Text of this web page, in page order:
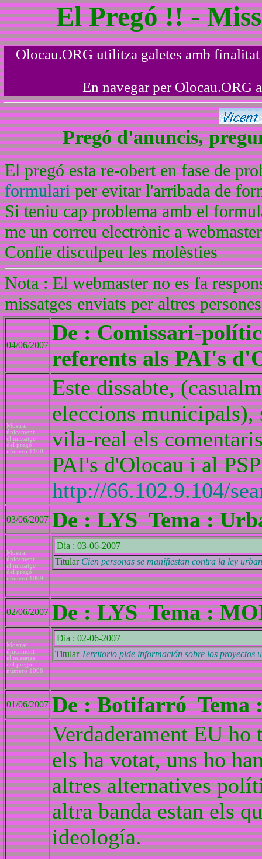
El Pregó !! -
Olocau.ORG utilitza galetes amb
En navegar per Olocau.ORG
Pregó d'anuncis,
El pregó esta re-obert en fase de
formulariper evitar l'arribada de
Si teniu cap problema amb el
me un correu electrònic a
Confie disculpeu les molèsties
Nota : El webmaster no es fa
missatges enviats per altres
04/06/2007
De : Comissari-
referents als PAI's
Mostrar
únicament
el missatge
del pregó
número 1100
Este dissabte,
eleccions municipals),
vila-real els
PAI's d'Olocau i al
http://66.102.9.104/
03/06/2007 De : LYS Tema :
Mostrar
únicament
el missatge
del pregó
número 1099
Dia : 03-06-2007
Titular Cien personas se manifiestan contra la ley
02/06/2007 De : LYS Tema :
Mostrar
únicament
el missatge
del pregó
número 1098
Dia : 02-06-2007
Titular Territorio pide información sobre los proyectos
01/06/2007 De : Botifarró Tema
Verdaderament EU
els ha votat, uns ho
altres alternatives
altra banda estan els
ideología.